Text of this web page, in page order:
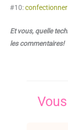
#10:
Et vous, quelle
les commentaires!